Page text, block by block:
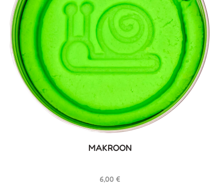
MAKROON
6,00 €